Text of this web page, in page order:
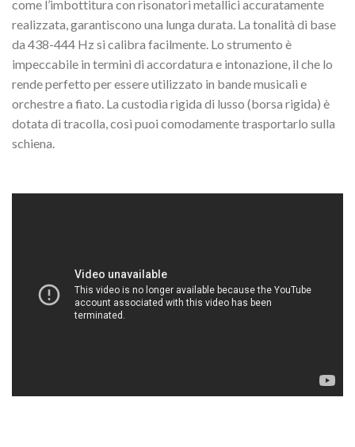
come l’imbottitura con risonatori metallici accuratamente
realizzata, garantiscono una lunga durata. La tonalità di base
da 438-444 Hz si calibra facilmente. Lo strumento è
impeccabile in termini di accordatura e intonazione, il che lo
rende perfetto per essere utilizzato in bande musicali e
orchestre a fiato. La custodia rigida di lusso (borsa rigida) è
dotata di tracolla, così puoi comodamente trasportarlo sulla
schiena.